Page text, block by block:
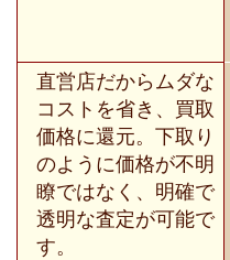
直営店だからムダな
コストを省き、買取
価格に還元。下取り
のように価格が不明
瞭ではなく、明確で
透明な査定が可能で
す。